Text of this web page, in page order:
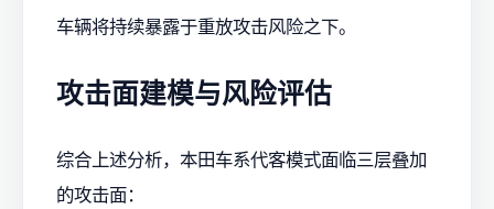
车辆将持续暴露于重放攻击风险之下。
攻击面建模与风险评估
综合上述分析，本田车系代客模式面临三层叠加
的攻击面：